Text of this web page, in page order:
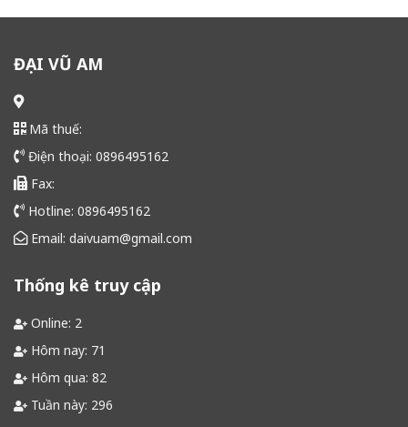
ĐẠI VŨ AM
Mã thuế:
Điện thoại: 0896495162
Fax:
Hotline: 0896495162
Email: daivuam@gmail.com
Thống kê truy cập
Online: 2
Hôm nay: 71
Hôm qua: 82
Tuần này: 296